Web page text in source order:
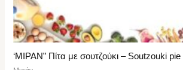
‘ΜΙΡΑΝ” Πίτα με σουτζούκι – Soutzouki pie